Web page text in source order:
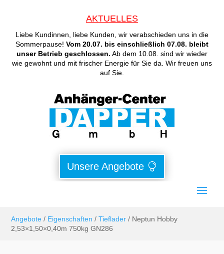
AKTUELLES
Liebe Kundinnen, liebe Kunden, wir verabschieden uns in die
Sommerpause! Vom 20.07. bis einschließlich 07.08. bleibt
unser Betrieb geschlossen. Ab dem 10.08. sind wir wieder
wie gewohnt und mit frischer Energie für Sie da. Wir freuen uns
auf Sie.
Unsere Angebote
Angebote / Eigenschaften /Tieflader / Neptun Hobby
2,53×1,50×0,40m 750kg GN286